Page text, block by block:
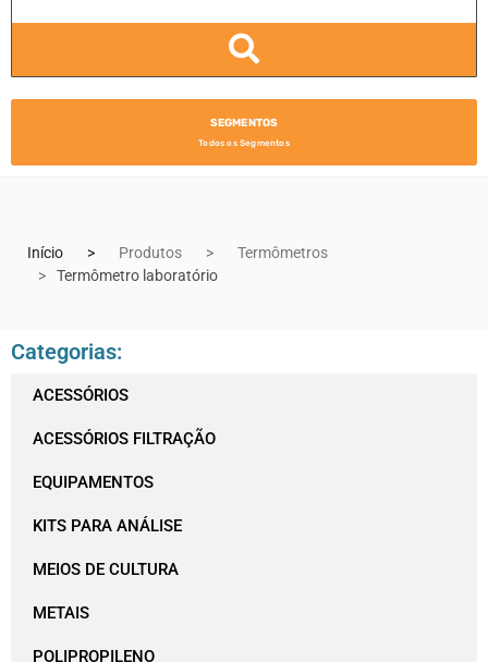
SEGMENTOS
Todos os Segmentos
Início Produtos
Termômetros
Termômetro laboratório
Categorias:
ACESSÓRIOS
ACESSÓRIOS FILTRAÇÃO
EQUIPAMENTOS
KITS PARA ANÁLISE
MEIOS DE CULTURA
METAIS
POLIPROPILENO